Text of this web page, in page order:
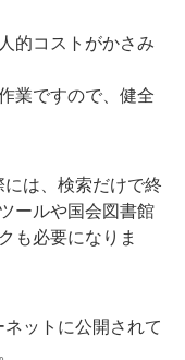
的コストがかさみ
業ですので、健全
は、検索だけで終
ールや国会図書館
も必要になりま
ットに公開されて